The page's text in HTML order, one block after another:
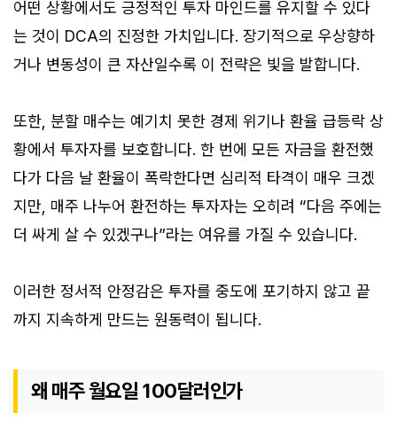
어떤 상황에서도 긍정적인 투자 마인드를 유지할 수 있다
는 것이 DCA의 진정한 가치입니다. 장기적으로 우상향하
거나 변동성이 큰 자산일수록 이 전략은 빛을 발합니다.
또한, 분할 매수는 예기치 못한 경제 위기나 환율 급등락 상
황에서 투자자를 보호합니다. 한 번에 모든 자금을 환전했
다가 다음 날 환율이 폭락한다면 심리적 타격이 매우 크겠
지만, 매주 나누어 환전하는 투자자는 오히려 “다음 주에는
더 싸게 살 수 있겠구나”라는 여유를 가질 수 있습니다.
이러한 정서적 안정감은 투자를 중도에 포기하지 않고 끝
까지 지속하게 만드는 원동력이 됩니다.
왜 매주 월요일 100달러인가